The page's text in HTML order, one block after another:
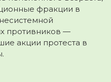
фракции в
противников —
акции протеста в